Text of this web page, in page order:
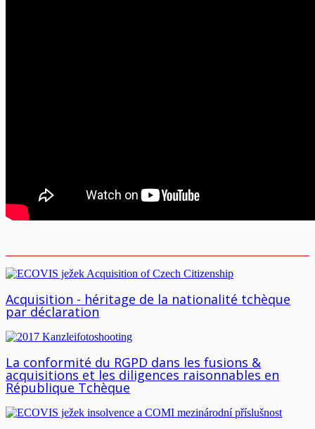
Acquisition - héritage de la nationalité tchèque
par déclaration
La conformité du RGPD dans les fusions &
acquisitions et les diligences raisonnables en
République Tchèque